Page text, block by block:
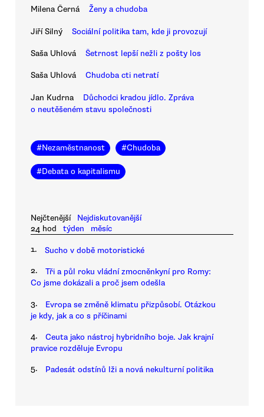
Milena Černá Ženy a chudoba
Jiří Silný Sociální politika tam, kde ji provozují
Saša Uhlová Šetrnost lepší nežli z pošty los
Saša Uhlová Chudoba cti netratí
Jan Kudrna
Důchodci kradou jídlo. Zpráva
o neutěšeném stavu společnosti
#Nezaměstnanost #Chudoba
#Debata o kapitalismu
Nejčtenější
Nejdiskutovanější
24 hod
týden měsíc
1. Sucho v době motoristické
2.
Tři a půl roku vládní zmocněnkyní pro Romy:
Co jsme dokázali a proč jsem odešla
3.
Evropa se změně klimatu přizpůsobí. Otázkou
je kdy, jak a co s příčinami
4.
Ceuta jako nástroj hybridního boje. Jak krajní
pravice rozděluje Evropu
5. Padesát odstínů lži a nová nekulturní politika